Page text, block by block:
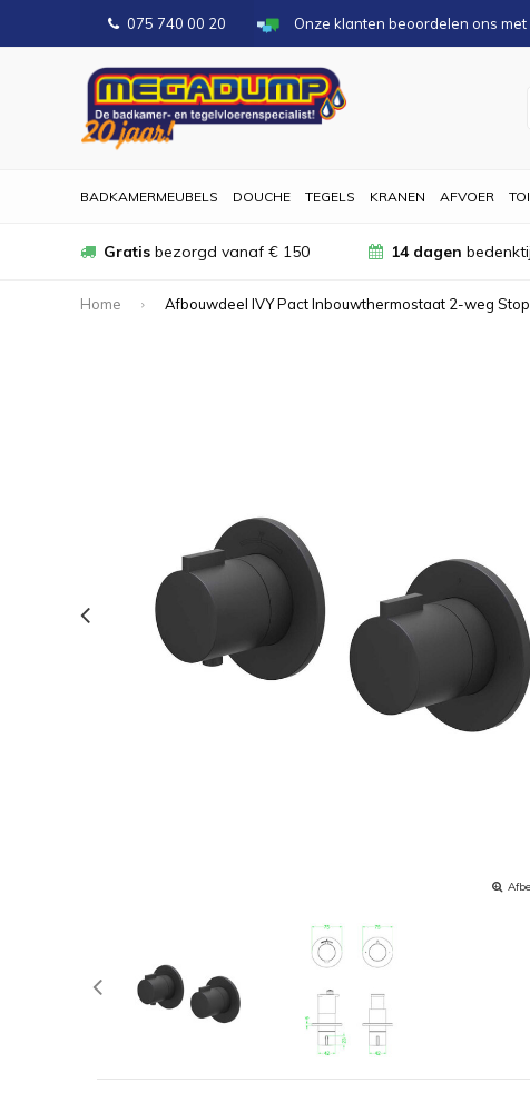
075 740 00 20 Onze klanten beoordelen ons met
BADKAMERMEUBELS DOUCHE TEGELS KRANEN AFVOER
Gratis bezorgd vanaf € 150 14 dagen
Home Afbouwdeel IVY Pact Inbouwthermostaat 2-weg